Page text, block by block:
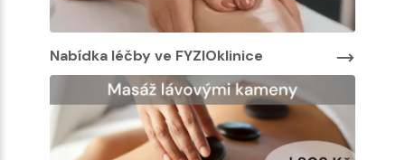
Nabídka léčby ve FYZIOklinice